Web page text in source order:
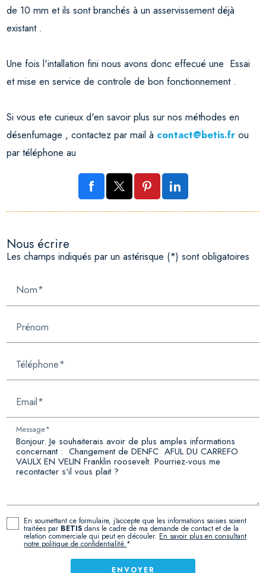
de 10 mm et ils sont branchés à un asservissement déjà
existant .
Une fois l'intallation fini nous avons donc effecué une Essai
et mise en service de controle de bon fonctionnement .
Si vous ete curieux d'en savoir plus sur nos méthodes en
désenfumage , contactez par mail à contact@betis.frou
par téléphone au
Nous écrire
Les champs indiqués par un astérisque (*) sont obligatoires
Nom*
Prénom
Téléphone*
Email*
Message*
En soumettant ce formulaire, j'accepte que les informations saisies soient
traitées par BETIS dans le cadre de ma demande de contact et de la
relation commerciale qui peut en découler. En savoir plus en consultant
notre politique de confidentialité.*